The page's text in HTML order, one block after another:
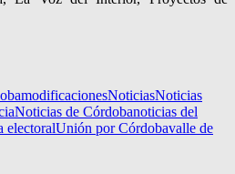
modificacionesNoticiasNoticias
Noticias de Córdobanoticias del
electoralUnión por Córdobavalle de